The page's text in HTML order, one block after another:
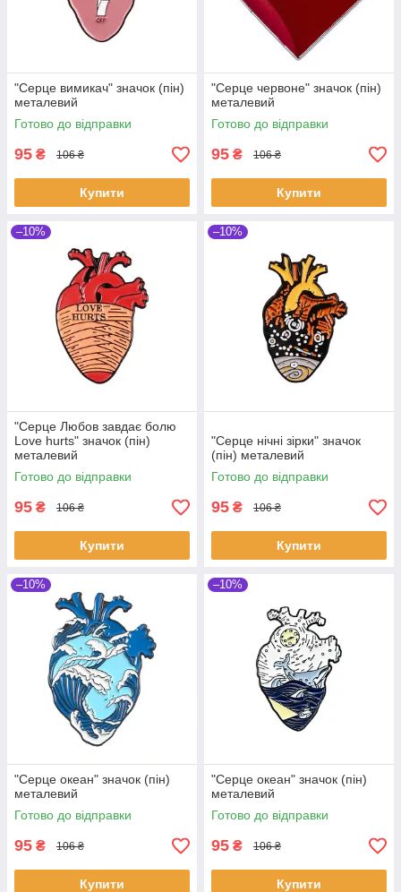
"Серце вимикач" значок (пін)
металевий
Готово до відправки
95 ₴ 106 ₴
Купити
"Серце червоне" значок (пін)
металевий
Готово до відправки
95 ₴ 106 ₴
Купити
–10%
"Серце Любов завдає болю
Love hurts" значок (пін)
металевий
Готово до відправки
95 ₴ 106 ₴
Купити
–10%
"Серце нічні зірки" значок
(пін) металевий
Готово до відправки
95 ₴ 106 ₴
Купити
–10%
"Серце океан" значок (пін)
металевий
Готово до відправки
95 ₴ 106 ₴
Купити
–10%
"Серце океан" значок (пін)
металевий
Готово до відправки
95 ₴ 106 ₴
Купити